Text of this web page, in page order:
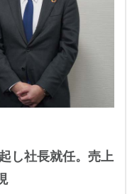
し社長就任。売上